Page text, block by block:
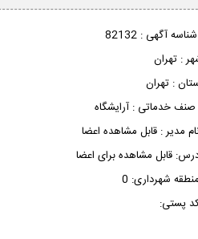
شناسه آگهی : 82132
: تهران
: تهران
صنف خدماتی : آرایشگاه
مدیر : قابل مشاهده اعضا
قابل مشاهده برای اعضا
منطقه شهرداری: 0
پستی: